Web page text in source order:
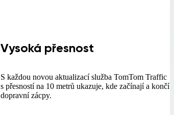
Vysoká přesnost
S každou novou aktualizací služba TomTom Traffic
s přesností na 10 metrů ukazuje, kde začínají a končí
dopravní zácpy.